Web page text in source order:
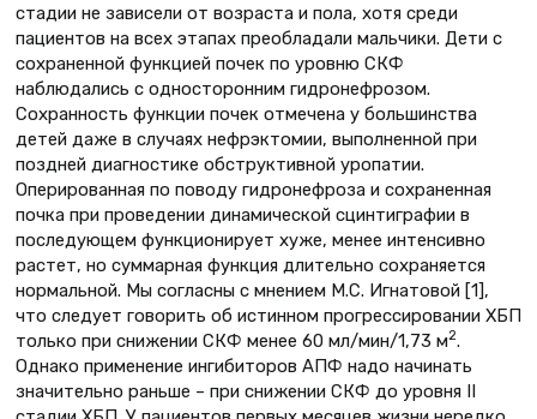
стадии не зависели от возраста и пола, хотя среди
пациентов на всех этапах преобладали мальчики. Дети с
сохраненной функцией почек по уровню СКФ
наблюдались с односторонним гидронефрозом.
Сохранность функции почек отмечена у большинства
детей даже в случаях нефрэктомии, выполненной при
поздней диагностике обструктивной уропатии.
Оперированная по поводу гидронефроза и сохраненная
почка при проведении динамической сцинтиграфии в
последующем функционирует хуже, менее интенсивно
растет, но суммарная функция длительно сохраняется
нормальной. Мы согласны с мнением М.С. Игнатовой [1],
что следует говорить об истинном прогрессировании ХБП
только при снижении СКФ менее 60 мл/мин/1,73 м2.
Однако применение ингибиторов АПФ надо начинать
значительно раньше – при снижении СКФ до уровня II